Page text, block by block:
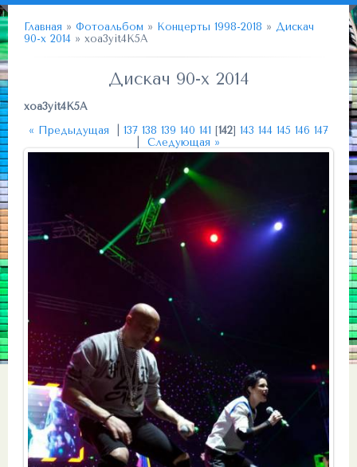
Главная » Фотоальбом » Концерты 1998-2018 » Дискач
90-х 2014 » xoa3yit4K5A
Дискач 90-х 2014
xoa3yit4K5A
« Предыдущая
137 138 139 140 141 [142] 143 144 145 146 147
Следующая »